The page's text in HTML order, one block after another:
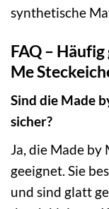
synthetische
FAQ –
Me
Sind die Made
sicher?
Ja, die Made
geeignet. Sie
und sind glatt